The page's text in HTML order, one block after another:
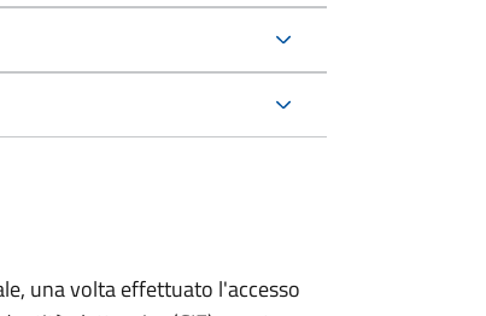
una volta effettuato l'accesso